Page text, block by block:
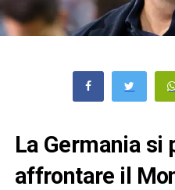
La Germania si
affrontare il